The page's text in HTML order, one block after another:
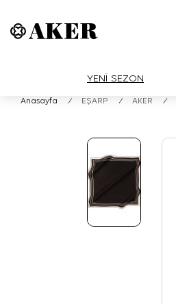
YENİ SEZON
Anasayfa / EŞARP / AKER /